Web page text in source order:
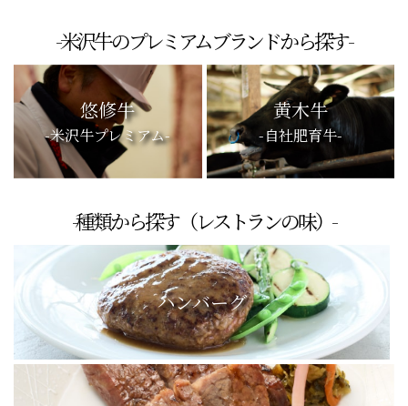
-米沢牛のプレミアムブランドから探す-
悠修牛
-米沢牛プレミアム-
黄木牛
-自社肥育牛-
-種類から探す（レストランの味）-
ハンバーグ